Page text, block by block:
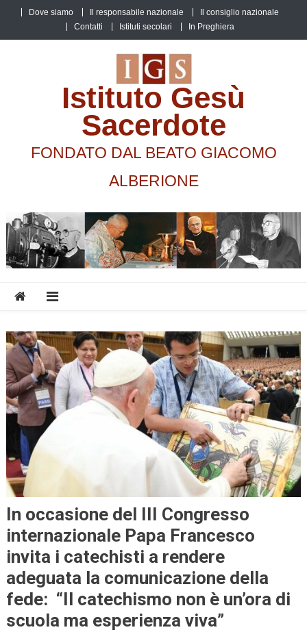
content
Dove siamo Il responsabile nazionale
Il consiglio nazionale
Contatti
Istituti secolari In Preghiera
Istituto Gesù
Sacerdote
FONDATO DAL BEATO GIACOMO
ALBERIONE
In occasione del III Congresso
internazionale Papa Francesco
invita i catechisti a rendere
adeguata la comunicazione della
fede: “Il catechismo non è un’ora di
scuola ma esperienza viva”